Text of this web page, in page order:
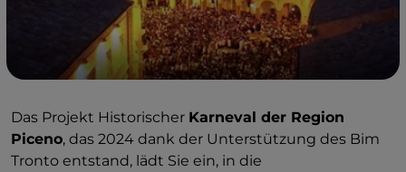
Das Projekt Historischer Karneval der Region
Piceno, das 2024 dank der Unterstützung des Bim
Tronto entstand, lädt Sie ein, in die